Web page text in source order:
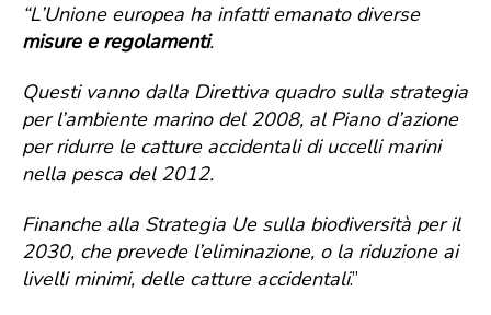
“L’Unione europea ha infatti emanato diverse
misure e regolamenti.
Questi vanno dalla Direttiva quadro sulla strategia
per l’ambiente marino del 2008, al Piano d’azione
per ridurre le catture accidentali di uccelli marini
nella pesca del 2012.
Finanche alla Strategia Ue sulla biodiversità per il
2030, che prevede l’eliminazione, o la riduzione ai
livelli minimi, delle catture accidentali.”